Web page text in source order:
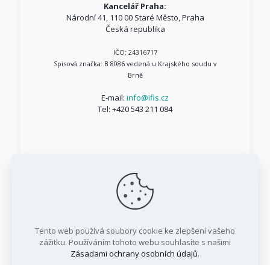
Kancelář Praha:
Národní 41, 110 00 Staré Město, Praha
Česká republika
IČO: 24316717
Spisová značka: B 8086 vedená u Krajského soudu v
Brně
E-mail: info@ifis.cz
Tel: +420 543 211 084
/ IFIS investiční fond, a.s.
Tento web používá soubory cookie ke zlepšení vašeho
zážitku. Používáním tohoto webu souhlasíte s našimi
Zásadami ochrany osobních údajů.